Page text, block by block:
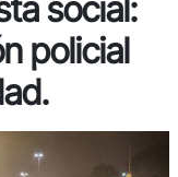
social:
policial